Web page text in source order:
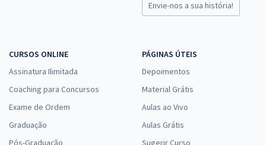
Envie-nos a sua história!
CURSOS ONLINE
Assinatura Ilimitada
Coaching para Concursos
Exame de Ordem
Graduação
Pós-Graduação
PÁGINAS ÚTEIS
Depoimentos
Material Grátis
Aulas ao Vivo
Aulas Grátis
Sugerir Curso